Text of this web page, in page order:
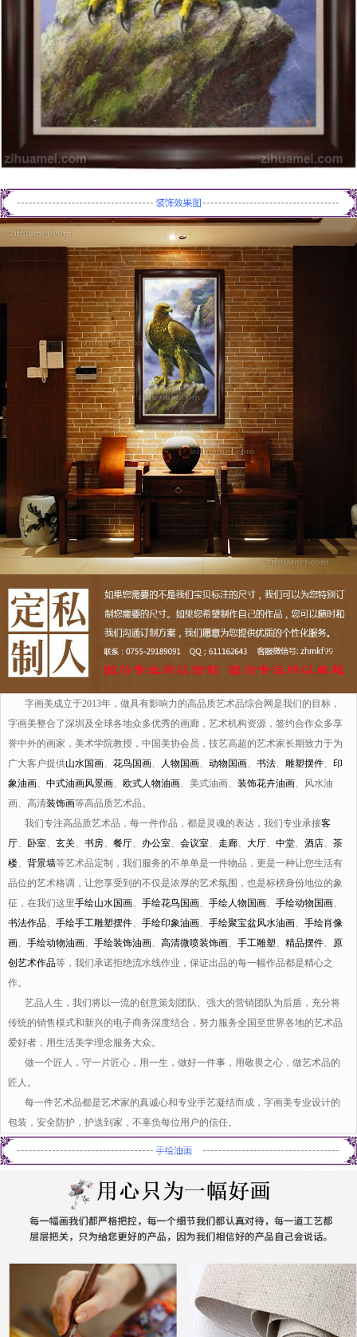
字画美成立于2013年，做具有影响力的高品质艺术品综合网是我们的目标，
字画美整合了深圳及全球各地众多优秀的画廊，艺术机构资源，签约合作众多享
誉中外的画家，美术学院教授，中国美协会员，技艺高超的艺术家长期致力于为
广大客户提供山水国画、 花鸟国画、 人物国画、 动物国画、 书法、 雕塑摆件、 印
象油画、 中式油画风景画、 欧式人物油画、美式油画、 装饰花卉油画、风水油
画、高清装饰画等高品质艺术品。
我们专注高品质艺术品，每一件作品，都是灵魂的表达，我们专业承接客
厅、 卧室、 玄关、 书房、 餐厅、 办公室、 会议室、 走廊、 大厅、 中堂、 酒店、 茶
楼、 背景墙等艺术品定制，我们服务的不单单是一件物品，更是一种让您生活有
品位的艺术格调，让您享受到的不仅是浓厚的艺术氛围，也是标榜身份地位的象
征，在我们这里手绘山水国画、 手绘花鸟国画、 手绘人物国画、 手绘动物国画、
书法作品、 手绘手工雕塑摆件、 手绘印象油画、 手绘聚宝盆风水油画、 手绘肖像
画、 手绘动物油画、 手绘装饰油画、 高清微喷装饰画、 手工雕塑、 精品摆件、 原
创艺术作品等，我们承诺拒绝流水线作业，保证出品的每一幅作品都是精心之
作。
艺品人生，我们将以一流的创意策划团队、强大的营销团队为后盾，充分将
传统的销售模式和新兴的电子商务深度结合，努力服务全国至世界各地的艺术品
爱好者，用生活美学理念服务大众。
做一个匠人，守一片匠心，用一生，做好一件事，用敬畏之心，做艺术品的
匠人。
每一件艺术品都是艺术家的真诚心和专业手艺凝结而成，字画美专业设计的
包装，安全防护，护送到家，不辜负每位用户的信任。